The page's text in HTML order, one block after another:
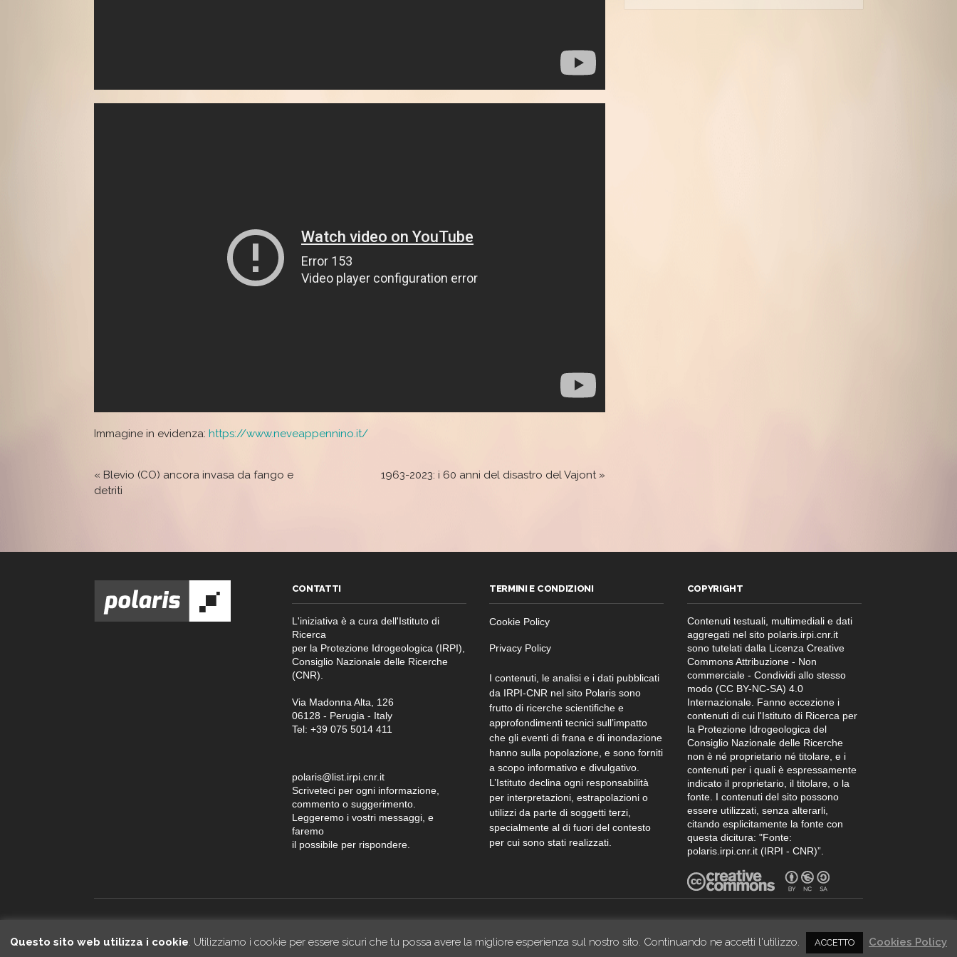
Immagine in evidenza: https://www.neveappennino.it/
« Blevio (CO) ancora invasa da fango e
detriti
1963-2023: i 60 anni del disastro del Vajont»
CONTATTI
L'iniziativa è a cura dell'Istituto di
Ricerca
per la Protezione Idrogeologica (IRPI),
Consiglio Nazionale delle Ricerche
(CNR).
Via Madonna Alta, 126
06128 - Perugia - Italy
Tel: +39 075 5014 411
polaris@list.irpi.cnr.it
Scriveteci per ogni informazione,
commento o suggerimento.
Leggeremo i vostri messaggi, e
faremo
il possibile per rispondere.
TERMINI E CONDIZIONI
Cookie Policy
Privacy Policy
I contenuti, le analisi e i dati pubblicati
da IRPI-CNR nel sito Polaris sono
frutto di ricerche scientifiche e
approfondimenti tecnici sull’impatto
che gli eventi di frana e di inondazione
hanno sulla popolazione, e sono forniti
a scopo informativo e divulgativo.
L’Istituto declina ogni responsabilità
per interpretazioni, estrapolazioni o
utilizzi da parte di soggetti terzi,
specialmente al di fuori del contesto
per cui sono stati realizzati.
COPYRIGHT
Contenuti testuali, multimediali e dati
aggregati nel sito polaris.irpi.cnr.it
sono tutelati dalla Licenza Creative
Commons Attribuzione - Non
commerciale - Condividi allo stesso
modo (CC BY-NC-SA) 4.0
Internazionale. Fanno eccezione i
contenuti di cui l'Istituto di Ricerca per
la Protezione Idrogeologica del
Consiglio Nazionale delle Ricerche
non è né proprietario né titolare, e i
contenuti per i quali è espressamente
indicato il proprietario, il titolare, o la
fonte. I contenuti del sito possono
essere utilizzati, senza alterarli,
citando esplicitamente la fonte con
questa dicitura: "Fonte:
polaris.irpi.cnr.it (IRPI - CNR)”.
Questo sito web utilizza i cookie. Utilizziamo i cookie per essere sicuri che tu possa avere la migliore esperienza sul nostro sito. Continuando ne accetti l'utilizzo. ACCETTO Cookies Policy